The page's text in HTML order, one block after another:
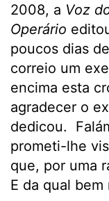
2008, a Voz
Operário
poucos dias
correio um
encima esta
agradecer o
dedicou.
prometi-lhe
que, por uma
E da qual